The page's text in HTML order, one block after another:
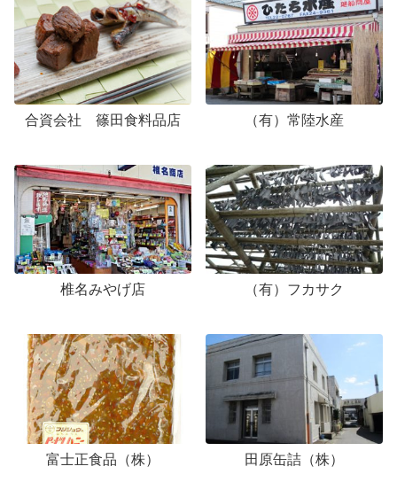
合資会社 篠田食料品店 （有）常陸水産
椎名みやげ店 （有）フカサク
富士正食品（株） 田原缶詰（株）